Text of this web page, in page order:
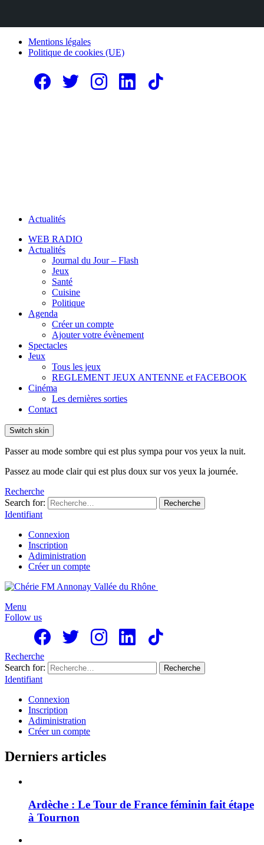
Mentions légales
Politique de cookies (UE)
Actualités
WEB RADIO
Actualités
Journal du Jour – Flash
Jeux
Santé
Cuisine
Politique
Agenda
Créer un compte
Ajouter votre évènement
Spectacles
Jeux
Tous les jeux
REGLEMENT JEUX ANTENNE et FACEBOOK
Cinéma
Les dernières sorties
Contact
Switch skin
Passer au mode sombre qui est plus sympa pour vos yeux la nuit.
Passez au mode clair qui est plus doux sur vos yeux la journée.
Recherche
Search for:
Recherche
Identifiant
Connexion
Inscription
Adiministration
Créer un compte
Menu
Follow us
Recherche
Search for:
Recherche
Identifiant
Connexion
Inscription
Adiministration
Créer un compte
Derniers articles
Ardèche : Le Tour de France féminin fait étape
à Tournon